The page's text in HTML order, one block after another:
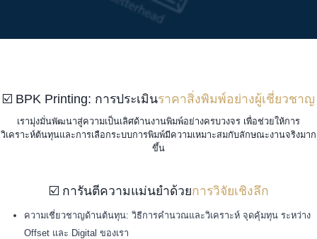
☑️ BPK Printing: การประเมินราคาสิ่งพิมพ์อย่างผู้เชี่ยวชาญ
เรามุ่งมั่นพัฒนาสู่ความเป็นเลิศด้านงานพิมพ์อย่างครบวงจร เพื่อช่วยให้การ
วิเคราะห์ต้นทุนและการเลือกระบบการพิมพ์มีความเหมาะสมกับลักษณะงานจริงมาก
ขึ้น
☑️ การันตีความแม่นยำด้วยการวิจัยเชิงลึก
ความเชี่ยวชาญด้านต้นทุน: วิธีการคำนวณและวิเคราะห์ จุดคุ้มทุน ระหว่าง
Offset และ Digital ของเรา